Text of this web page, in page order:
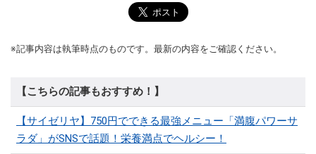
※記事内容は執筆時点のものです。最新の内容をご確認ください。
【こちらの記事もおすすめ！】
【サイゼリヤ】750円でできる最強メニュー「満腹パワーサ
ラダ」がSNSで話題！栄養満点でヘルシー！